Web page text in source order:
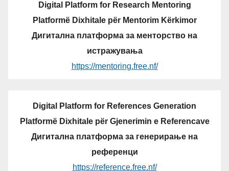
Digital Platform for Research Mentoring
Platformë Dixhitale për Mentorim Kërkimor
Дигитална платформа за менторство на
истражувања
https://mentoring.free.nf/
Digital Platform for References Generation
Platformë Dixhitale për Gjenerimin e Referencave
Дигитална платформа за генерирање на
референци
https://reference.free.nf/